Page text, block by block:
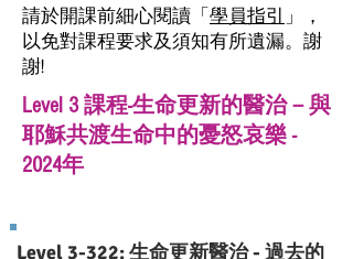
請於開課前細心閱讀「 學員指引
」，
以免對課程要求及須知有所遺漏。謝
謝!
Level 3 課程-生命更新的醫治－與
耶穌共渡生命中的憂怒哀樂 -
2024年
Level 3-322: 生命更新醫治 - 過去的